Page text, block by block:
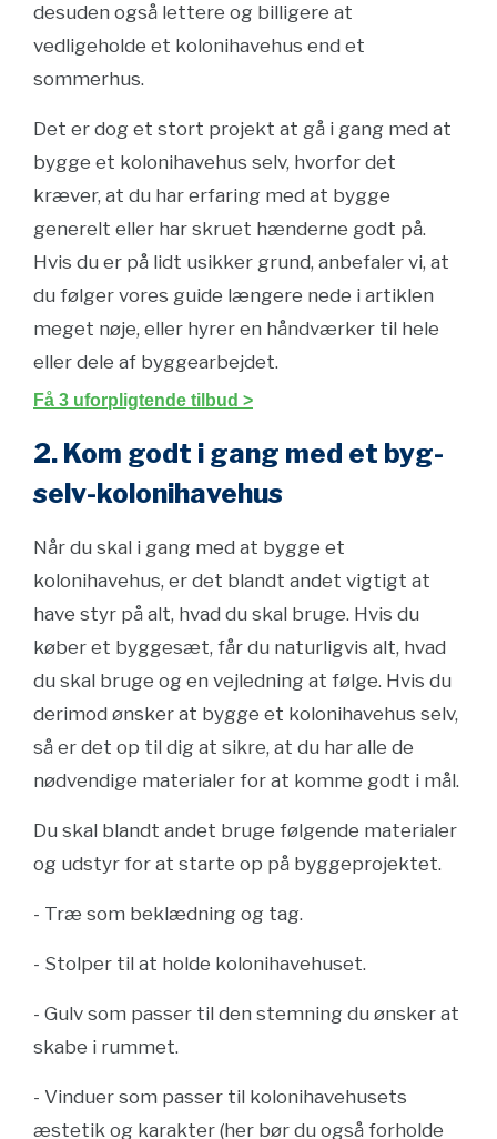
desuden også lettere og billigere at
vedligeholde et kolonihavehus end et
sommerhus.
Det er dog et stort projekt at gå i gang med at
bygge et kolonihavehus selv, hvorfor det
kræver, at du har erfaring med at bygge
generelt eller har skruet hænderne godt på.
Hvis du er på lidt usikker grund, anbefaler vi, at
du følger vores guide længere nede i artiklen
meget nøje, eller hyrer en håndværker til hele
eller dele af byggearbejdet.
Få 3 uforpligtende tilbud >
2. Kom godt i gang med et byg-
selv-kolonihavehus
Når du skal i gang med at bygge et
kolonihavehus, er det blandt andet vigtigt at
have styr på alt, hvad du skal bruge. Hvis du
køber et byggesæt, får du naturligvis alt, hvad
du skal bruge og en vejledning at følge. Hvis du
derimod ønsker at bygge et kolonihavehus selv,
så er det op til dig at sikre, at du har alle de
nødvendige materialer for at komme godt i mål.
Du skal blandt andet bruge følgende materialer
og udstyr for at starte op på byggeprojektet.
- Træ som beklædning og tag.
- Stolper til at holde kolonihavehuset.
- Gulv som passer til den stemning du ønsker at
skabe i rummet.
- Vinduer som passer til kolonihavehusets
æstetik og karakter (her bør du også forholde